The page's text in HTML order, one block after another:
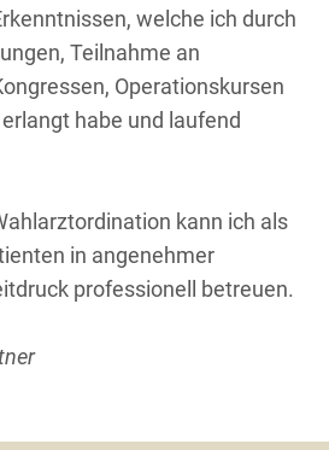
welche ich durch
Teilnahme an
Operationskursen
habe und laufend
kann ich als
in angenehmer
professionell betreuen.